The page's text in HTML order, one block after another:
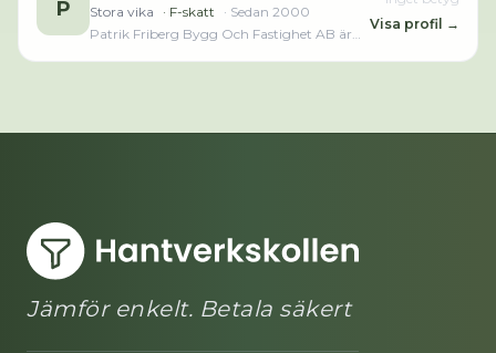
P Stora vika · F-skatt · Sedan 2000
Patrik Friberg Bygg Och Fastighet AB är
Visa profil →
Jämför enkelt. Betala säkert